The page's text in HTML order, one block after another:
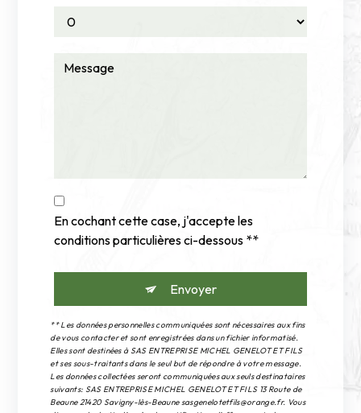
En cochant cette case, j'accepte les
conditions particulières ci-dessous **
Envoyer
** Les données personnelles communiquées sont nécessaires aux fins
de vous contacter et sont enregistrées dans un fichier informatisé.
Elles sont destinées à SAS ENTREPRISE MICHEL GENELOT ET FILS
et ses sous-traitants dans le seul but de répondre à votre message.
Les données collectées seront communiquées aux seuls destinataires
suivants: SAS ENTREPRISE MICHEL GENELOT ET FILS 13 Route de
Beaune 21420 Savigny-lès-Beaune sasgenelotetfils@orange.fr. Vous